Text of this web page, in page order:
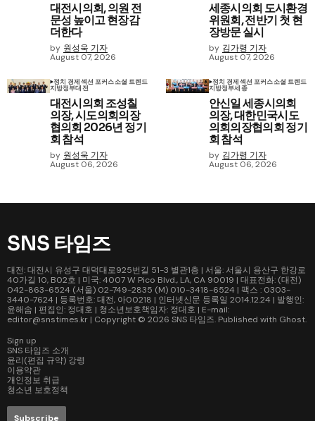
대전시의회, 의원 전
문성 높이고 현장감
더한다
by 원성욱 기자
August 07, 2026
세종시의회 도시환경
위원회, 전반기 첫 현
장방문 실시
by 김가령 기자
August 07, 2026
정치 경제 섹션 포커스소셜 트렌드
지방정부대전
대전시의회 조성칠
의장, 시도의회의장
협의회 2026년 정기
회 참석
by 원성욱 기자
August 06, 2026
정치 경제 섹션 포커스소셜 트렌드
지방정부세종
안신일 세종시의회
의장, 대한민국시도
의회의장협의회 정기
회 참석
by 김가령 기자
August 06, 2026
SNS 타임즈
대전: 대전시 유성구 대덕대로925번길 51-3 별관1층 | 서울: 서울시 용산구 한강로
40가길 10, B02호 | 미국: 4007 W Pico Blvd., LA, CA 90019 | 대표전화: (대전)
042-863-6524 (서울) 02-749-2835 (M) 010-3418-6524 | 팩스 : 0303-
3440-7624 | 등록번호: 대전, 아00218 | 인터넷신문 등록일 2014.12.24 | 발행인:
윤해솜 | 편집인: 정대호 | 청소년보호책임자: 정대호 | E-mail:
editor@snstimes.kr | Copyright © 2026 SNS 타임즈. Published with Ghost.
Sign up
SNS 타임즈 소개
윤리(편집 규약) 강령
이용약관
개인정보 취급
청소년 보호정책
Subscribe